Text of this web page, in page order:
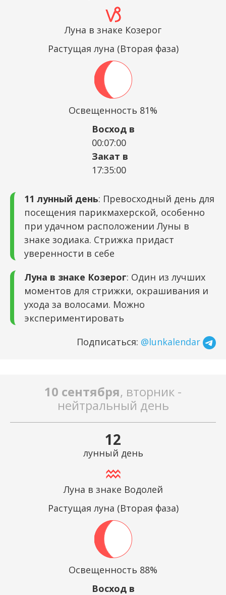
Луна в знаке Козерог
Растущая луна (Вторая фаза)
Освещенность 81%
Восход в
00:07:00
Закат в
17:35:00
11 лунный день: Превосходный день для
посещения парикмахерской, особенно
при удачном расположении Луны в
знаке зодиака. Стрижка придаст
уверенности в себе
Луна в знаке Козерог: Один из лучших
моментов для стрижки, окрашивания и
ухода за волосами. Можно
экспериментировать
Подписаться: @lunkalendar
10 сентября, вторник -
нейтральный день
12
лунный день
Луна в знаке Водолей
Растущая луна (Вторая фаза)
Освещенность 88%
Восход в